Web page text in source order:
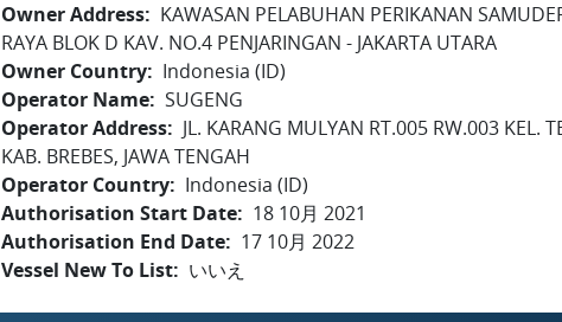
Owner Address
KAWASAN PELABUHAN PERIKANAN
RAYA BLOK D KAV. NO.4 PENJARINGAN - JAKARTA UTARA
Owner Country
Indonesia (ID)
Operator Name SUGENG
Operator Address
JL. KARANG MULYAN RT.005 RW.003 KEL.
KAB. BREBES, JAWA TENGAH
Operator Country
Indonesia (ID)
Authorisation Start Date
18 10月 2021
Authorisation End Date
17 10月 2022
Vessel New To List
いいえ